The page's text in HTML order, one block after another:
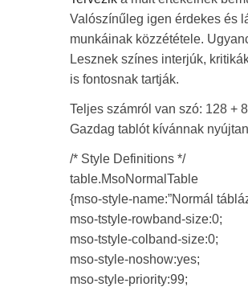
Valószínűleg igen érdekes és
munkáinak közzététele.
Lesznek színes interjúk,
is fontosnak tartják.
Teljes számról van szó: 128 +
Gazdag tablót kívánnak
/* Style Definitions */
table.MsoNormalTable
{mso-style-name:”Normál
mso-tstyle-rowband-size:0;
mso-tstyle-colband-size:0;
mso-style-noshow:yes;
mso-style-priority:99;